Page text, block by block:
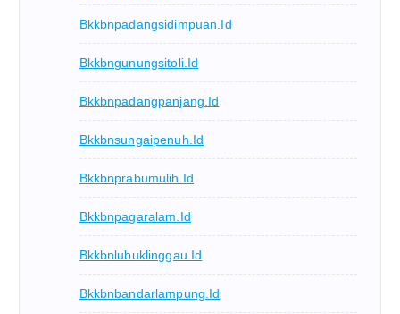
Bkkbnpadangsidimpuan.id
Bkkbngunungsitoli.id
Bkkbnpadangpanjang.id
Bkkbnsungaipenuh.id
Bkkbnprabumulih.id
Bkkbnpagaralam.id
Bkkbnlubuklinggau.id
Bkkbnbandarlampung.id